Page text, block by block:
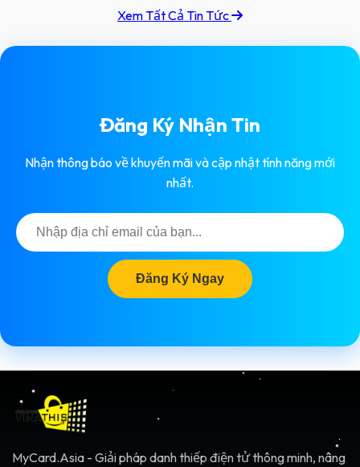
thao tác quét mã QR nhanh chóng. Nền
tảng E-Profile từ MyCard.Asia mang đến
giải pháp danh thiếp thông minh và trang
Xem Tất Cả Tin Tức
Đăng Ký Nhận Tin
Nhận thông báo về khuyến mãi và cập nhật tính năng mới
nhất.
Đăng Ký Ngay
MyCard.Asia - Giải pháp danh thiếp điện tử thông minh, nâng